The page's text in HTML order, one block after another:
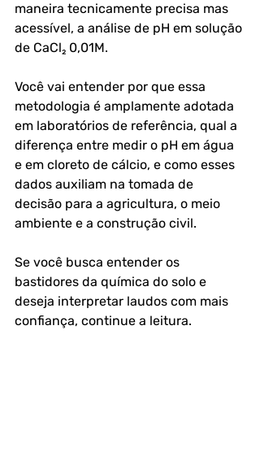
maneira tecnicamente precisa mas
acessível, a análise de pH em solução
de CaCl₂ 0,01M.
Você vai entender por que essa
metodologia é amplamente adotada
em laboratórios de referência, qual a
diferença entre medir o pH em água
e em cloreto de cálcio, e como esses
dados auxiliam na tomada de
decisão para a agricultura, o meio
ambiente e a construção civil.
Se você busca entender os
bastidores da química do solo e
deseja interpretar laudos com mais
confiança, continue a leitura.